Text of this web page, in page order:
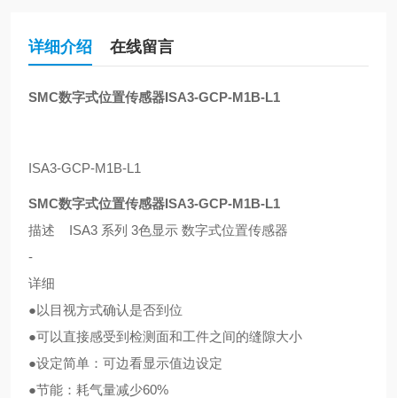
详细介绍 在线留言
SMC数字式位置传感器ISA3-GCP-M1B-L1
ISA3-GCP-M1B-L1
SMC数字式位置传感器ISA3-GCP-M1B-L1
描述 ISA3 系列 3色显示 数字式位置传感器
-
详细
●以目视方式确认是否到位
●可以直接感受到检测面和工件之间的缝隙大小
●设定简单：可边看显示值边设定
●节能：耗气量减少60%